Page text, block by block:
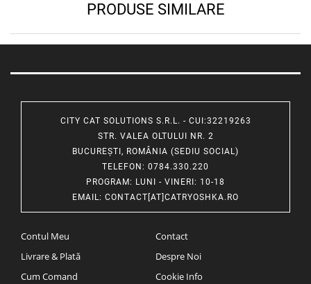
PRODUSE SIMILARE
CITY CAT SOLUTIONS S.R.L. - CUI:32219263
STR. VALEA OLTULUI NR. 2
BUCUREȘTI, ROMÂNIA (SEDIU SOCIAL)
TELEFON : 0784.330.220
PROGRAM: LUNI - VINERI: 10-18
EMAIL: CONTACT[AT]CATRYOSHKA.RO
Contul Meu
Livrare & Plată
Cum Comand
Contact
Despre Noi
Cookie Info